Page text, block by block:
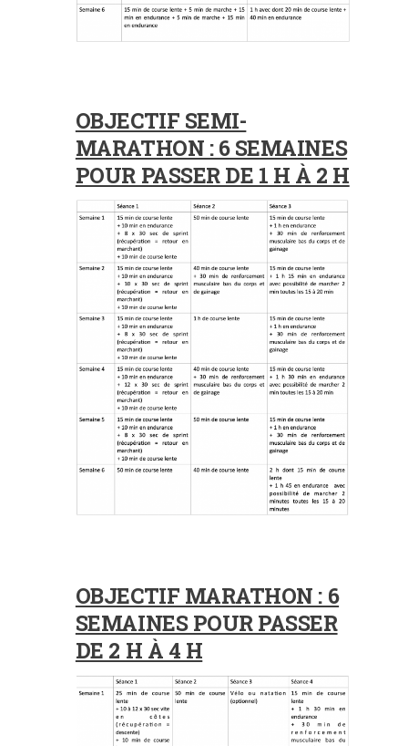
OBJECTIF SEMI-
MARATHON : 6 SEMAINES
POUR PASSER DE 1 H À 2 H
OBJECTIF MARATHON : 6
SEMAINES POUR PASSER
DE 2 H À 4 H